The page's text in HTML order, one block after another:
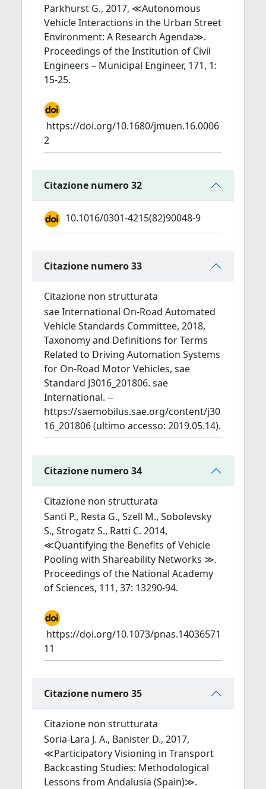
Parkhurst G., 2017, ≪Autonomous
Vehicle Interactions in the Urban Street
Environment: A Research Agenda≫.
Proceedings of the Institution of Civil
Engineers – Municipal Engineer, 171, 1:
15-25.
https://doi.org/10.1680/jmuen.16.0006
2
Citazione numero 32
10.1016/0301-4215(82)90048-9
Citazione numero 33
Citazione non strutturata
sae International On-Road Automated
Vehicle Standards Committee, 2018,
Taxonomy and Definitions for Terms
Related to Driving Automation Systems
for On-Road Motor Vehicles, sae
Standard J3016_201806. sae
International. --
https://saemobilus.sae.org/content/j30
16_201806 (ultimo accesso: 2019.05.14).
Citazione numero 34
Citazione non strutturata
Santi P., Resta G., Szell M., Sobolevsky
S., Strogatz S., Ratti C. 2014,
≪Quantifying the Benefits of Vehicle
Pooling with Shareability Networks ≫.
Proceedings of the National Academy
of Sciences, 111, 37: 13290-94.
https://doi.org/10.1073/pnas.14036571
11
Citazione numero 35
Citazione non strutturata
Soria-Lara J. A., Banister D., 2017,
≪Participatory Visioning in Transport
Backcasting Studies: Methodological
Lessons from Andalusia (Spain)≫.